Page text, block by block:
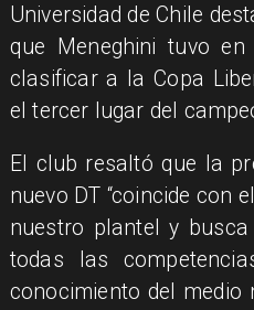
Universidad de Chile
que Meneghini tuvo en
clasificar a la Copa
el tercer lugar del
El club resaltó que la
nuevo DT “coincide con
nuestro plantel y
todas las
conocimiento del